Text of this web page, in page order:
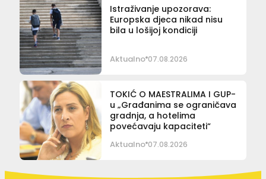
Istraživanje upozorava:
Europska djeca nikad nisu
bila u lošijoj kondiciji
Aktualno 07.08.2026
TOKIĆ O MAESTRALIMA I GUP-
u „Građanima se ograničava
gradnja, a hotelima
povećavaju kapaciteti“
Aktualno 07.08.2026